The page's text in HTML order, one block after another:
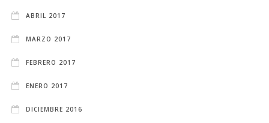
ABRIL 2017
MARZO 2017
FEBRERO 2017
ENERO 2017
DICIEMBRE 2016